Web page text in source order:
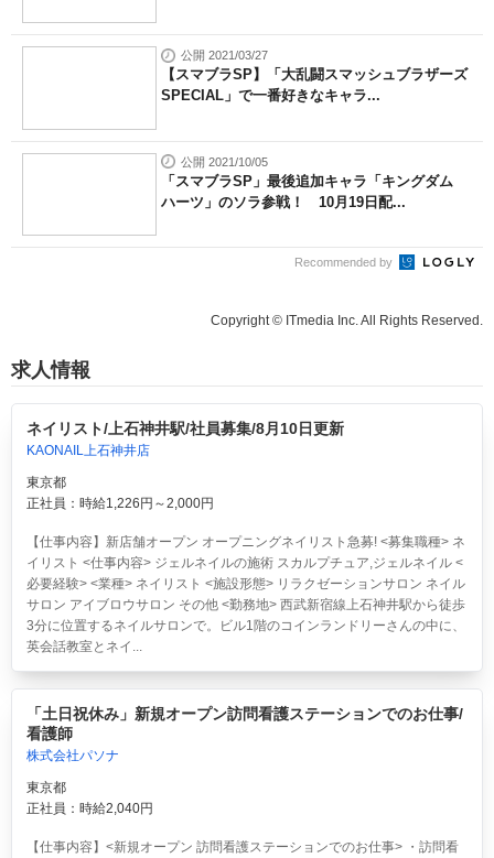
公開 2021/03/27
【スマブラSP】「大乱闘スマッシュブラザーズ
SPECIAL」で一番好きなキャラ...
公開 2021/10/05
「スマブラSP」最後追加キャラ「キングダム
ハーツ」のソラ参戦！ 10月19日配...
Recommended by
Copyright © ITmedia Inc. All Rights Reserved.
求人情報
ネイリスト/上石神井駅/社員募集/8月10日更新
KAONAIL上石神井店
東京都
正社員：時給1,226円～2,000円
【仕事内容】新店舗オープン オープニングネイリスト急募! <募集職種> ネ
イリスト <仕事内容> ジェルネイルの施術 スカルプチュア,ジェルネイル <
必要経験> <業種> ネイリスト <施設形態> リラクゼーションサロン ネイル
サロン アイブロウサロン その他 <勤務地> 西武新宿線上石神井駅から徒歩
3分に位置するネイルサロンで。ビル1階のコインランドリーさんの中に、
英会話教室とネイ...
「土日祝休み」新規オープン訪問看護ステーションでのお仕事/
看護師
株式会社パソナ
東京都
正社員：時給2,040円
【仕事内容】<新規オープン 訪問看護ステーションでのお仕事> ・訪問看